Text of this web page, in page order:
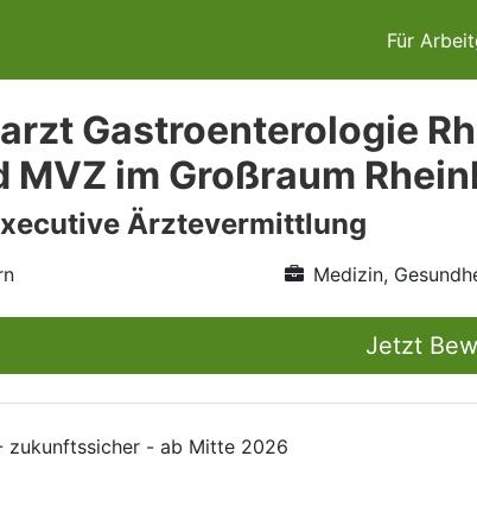
Für
Gastroenterologie
MVZ im Großraum
Ärztevermittlung
Medizin,
Jetzt
zukunftssicher - ab Mitte 2026